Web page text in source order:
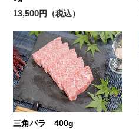
13,500円（税込）
三角バラ 400g